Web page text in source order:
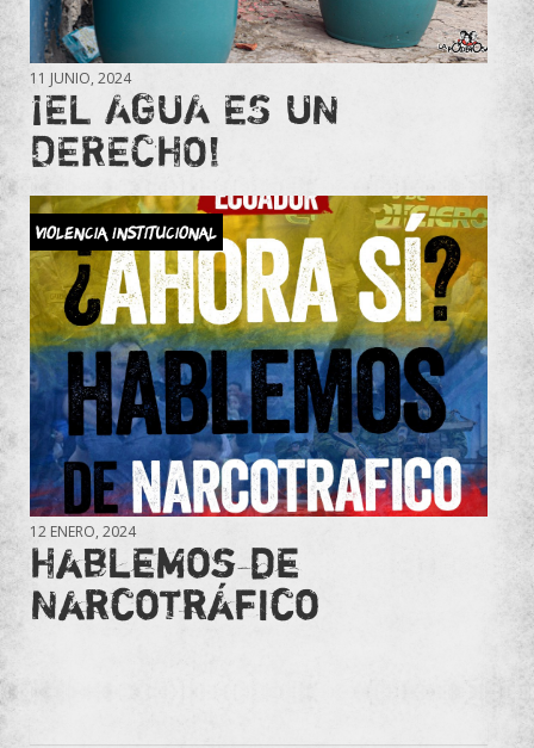
11 JUNIO, 2024
¡EL AGUA ES UN
DERECHO!
Violencia Institucional
12 ENERO, 2024
Hablemos de
Narcotráfico